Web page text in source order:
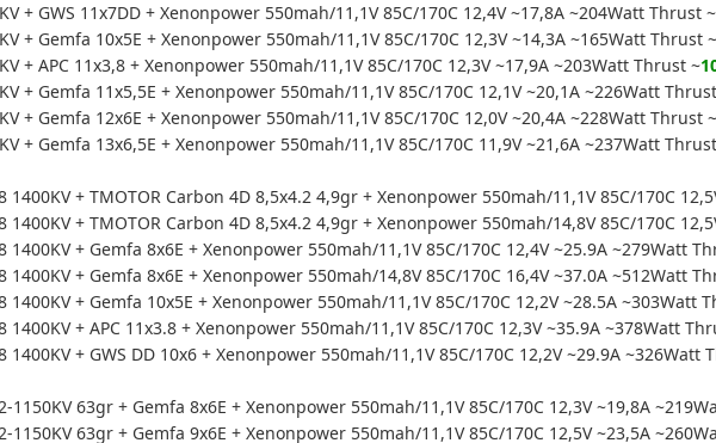
+ GWS 11x7DD + Xenonpower 550mah/11,1V 85C/170C 12,4V ~17,8A ~204Watt Thrust ~
+ Gemfa 10x5E + Xenonpower 550mah/11,1V 85C/170C 12,3V ~14,3A ~165Watt Thrust
+ APC 11x3,8 + Xenonpower 550mah/11,1V 85C/170C 12,3V ~17,9A ~203Watt Thrust ~
+ Gemfa 11x5,5E + Xenonpower 550mah/11,1V 85C/170C 12,1V ~20,1A ~226Watt
+ Gemfa 12x6E + Xenonpower 550mah/11,1V 85C/170C 12,0V ~20,4A ~228Watt Thrust
+ Gemfa 13x6,5E + Xenonpower 550mah/11,1V 85C/170C 11,9V ~21,6A ~237Watt
1400KV + TMOTOR Carbon 4D 8,5x4.2 4,9gr + Xenonpower 550mah/11,1V 85C/170C
1400KV + TMOTOR Carbon 4D 8,5x4.2 4,9gr + Xenonpower 550mah/14,8V 85C/170C
1400KV + Gemfa 8x6E + Xenonpower 550mah/11,1V 85C/170C 12,4V ~25.9A ~279Watt
1400KV + Gemfa 8x6E + Xenonpower 550mah/14,8V 85C/170C 16,4V ~37.0A ~512Watt
1400KV + Gemfa 10x5E + Xenonpower 550mah/11,1V 85C/170C 12,2V ~28.5A ~303Watt
1400KV + APC 11x3.8 + Xenonpower 550mah/11,1V 85C/170C 12,3V ~35.9A ~378Watt
1400KV + GWS DD 10x6 + Xenonpower 550mah/11,1V 85C/170C 12,2V ~29.9A ~326Watt
1150KV 63gr + Gemfa 8x6E + Xenonpower 550mah/11,1V 85C/170C 12,3V ~19,8A
1150KV 63gr + Gemfa 9x6E + Xenonpower 550mah/11,1V 85C/170C 12,5V ~23,5A